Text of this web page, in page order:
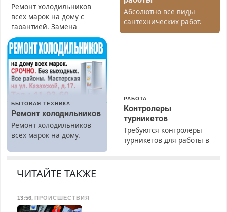
Ремонт холодильников
всех марок на дому с
гарантией. Замена
резины. Качественно.
Недорого. Без выходных.
Все районы. Скидка.
Вызов бесплатный.
Абсолютно все виды
сантехнических работ.
Быстро. Качественно.
БЫТОВАЯ ТЕХНИКА
Ремонт холодильников
Ремонт холодильников
всех марок на дому.
РАБОТА
Контролеры
турникетов
Требуются контролеры
турникетов для работы в
ЧИТАЙТЕ ТАКЖЕ
13:56, ПРОИСШЕСТВИЯ